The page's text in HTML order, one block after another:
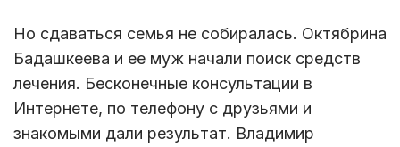
Но сдаваться семья не собиралась. Октябрина
Бадашкеева и ее муж начали поиск средств
лечения. Бесконечные консультации в
Интернете, по телефону с друзьями и
знакомыми дали результат. Владимир